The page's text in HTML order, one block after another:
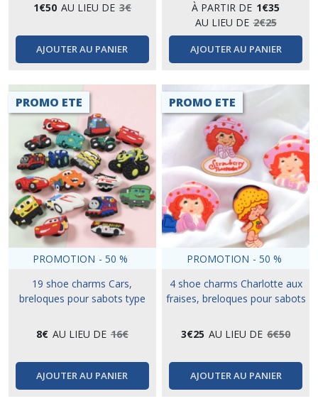
1€50 AU LIEU DE 3€
AJOUTER AU PANIER
À PARTIR DE 1€35
AU LIEU DE 2€25
AJOUTER AU PANIER
PROMO ETE
PROMOTION - 50 %
19 shoe charms Cars,
breloques pour sabots type
8€ AU LIEU DE 16€
AJOUTER AU PANIER
PROMO ETE
PROMOTION - 50 %
4 shoe charms Charlotte aux
fraises, breloques pour sabots
3€25 AU LIEU DE 6€50
AJOUTER AU PANIER